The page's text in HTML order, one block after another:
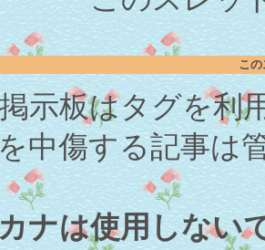
こ
示板はタグを利
中傷する記事は
ナは使用しない